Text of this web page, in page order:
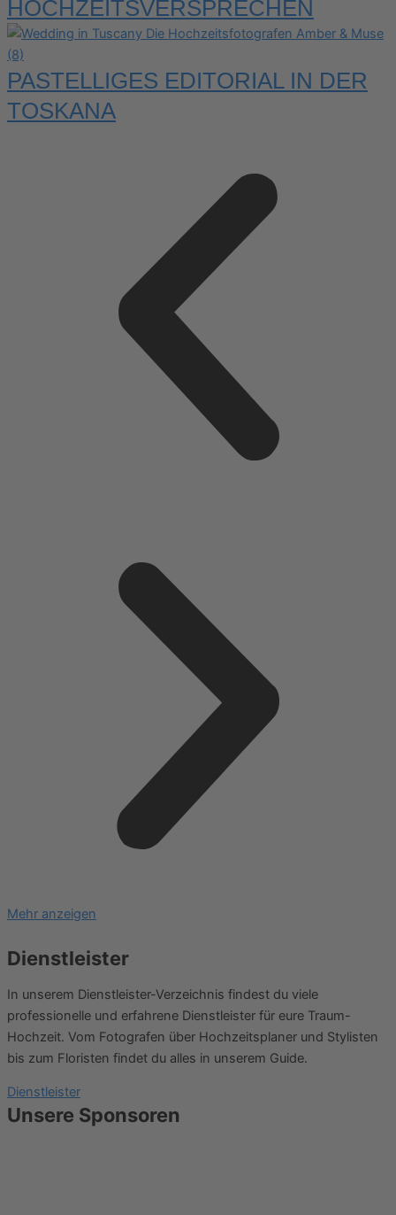
HOCHZEITSVERSPRECHEN
PASTELLIGES EDITORIAL IN DER
TOSKANA
Mehr anzeigen
Dienstleister
In unserem Dienstleister-Verzeichnis findest du viele
professionelle und erfahrene Dienstleister für eure Traum-
Hochzeit. Vom Fotografen über Hochzeitsplaner und Stylisten
bis zum Floristen findet du alles in unserem Guide.
Dienstleister
Unsere Sponsoren